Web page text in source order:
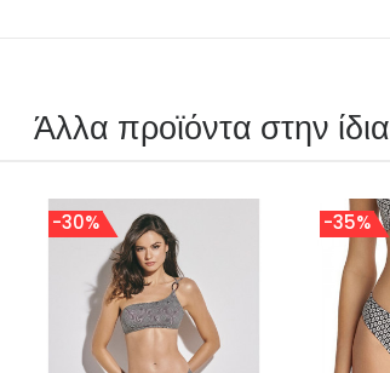
Άλλα προϊόντα στην
-30% -35%